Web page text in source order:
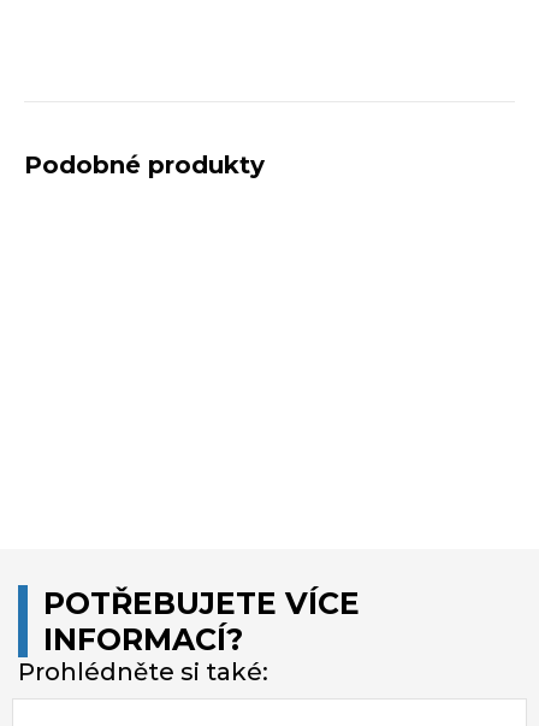
Podobné produkty
POTŘEBUJETE VÍCE
INFORMACÍ?
Prohlédněte si také: